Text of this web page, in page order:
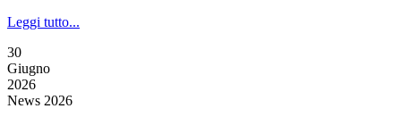
Leggi tutto...
30
Giugno
2026
News 2026